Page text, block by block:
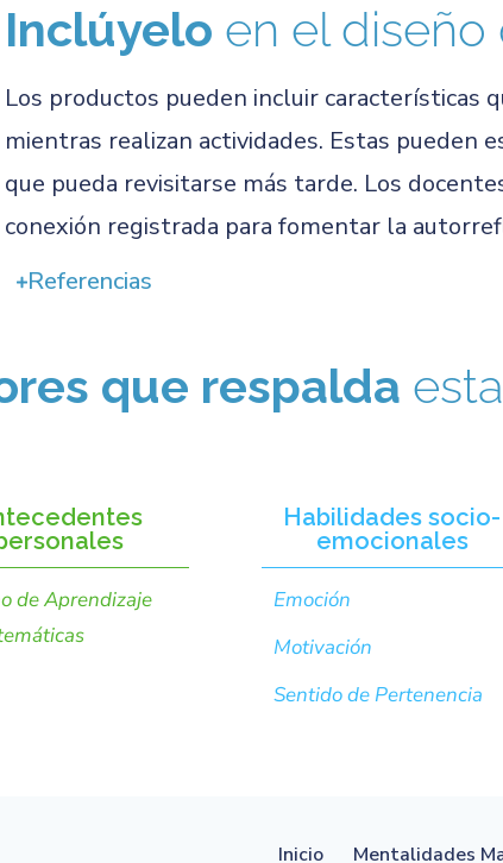
Inclúyelo en el
Los productos pueden incluir características
mientras realizan actividades. Estas pueden
que pueda revisitarse más tarde. Los
conexión registrada para fomentar la
Referencias
que respalda
de Aprendizaje
Habilidades socio-
emocionales
Emoción
Motivación
Sentido de Pertenencia
Inicio Mentalidades